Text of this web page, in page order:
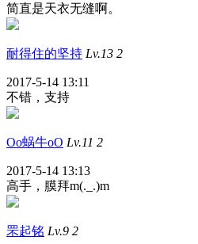
简直是天衣无缝啊。
耐得住的坚持 Lv.13 2
2017-5-14 13:11
不错，支持
Oo蜗牛oO Lv.11 2
2017-5-14 13:13
高手，膜拜m(._.)m
罘起铭 Lv.9 2